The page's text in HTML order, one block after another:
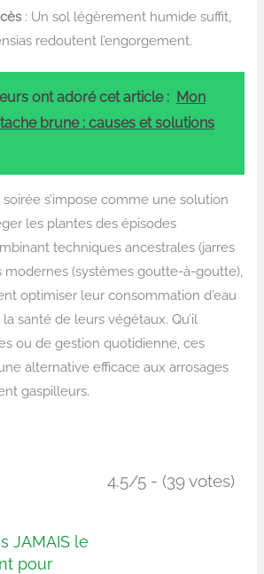
: Un sol légèrement humide suffit,
redoutent l’engorgement.
ont adoré cet article : Mon
brune : causes et solutions
soirée s’impose comme une solution
les plantes des épisodes
techniques ancestrales (jarres
modernes (systèmes goutte-à-goutte),
optimiser leur consommation d’eau
santé de leurs végétaux. Qu’il
ou de gestion quotidienne, ces
alternative efficace aux arrosages
gaspilleurs.
4.5/5 - (39 votes)
JAMAIS le
pour